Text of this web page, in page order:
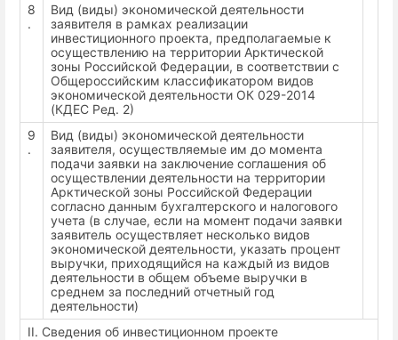
8
.
Вид (виды) экономической деятельности
заявителя в рамках реализации
инвестиционного проекта, предполагаемые к
осуществлению на территории Арктической
зоны Российской Федерации, в соответствии с
Общероссийским классификатором видов
экономической деятельности ОК 029-2014
(КДЕС Ред. 2)
9
.
Вид (виды) экономической деятельности
заявителя, осуществляемые им до момента
подачи заявки на заключение соглашения об
осуществлении деятельности на территории
Арктической зоны Российской Федерации
согласно данным бухгалтерского и налогового
учета (в случае, если на момент подачи заявки
заявитель осуществляет несколько видов
экономической деятельности, указать процент
выручки, приходящийся на каждый из видов
деятельности в общем объеме выручки в
среднем за последний отчетный год
деятельности)
II. Сведения об инвестиционном проекте